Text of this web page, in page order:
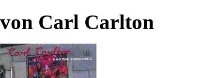
von Carl Carlton